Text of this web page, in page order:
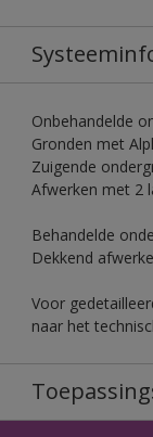
Onbehandelde
Gronden met
Zuigende
Afwerken met 2
Behandelde
Dekkend
Voor
naar het